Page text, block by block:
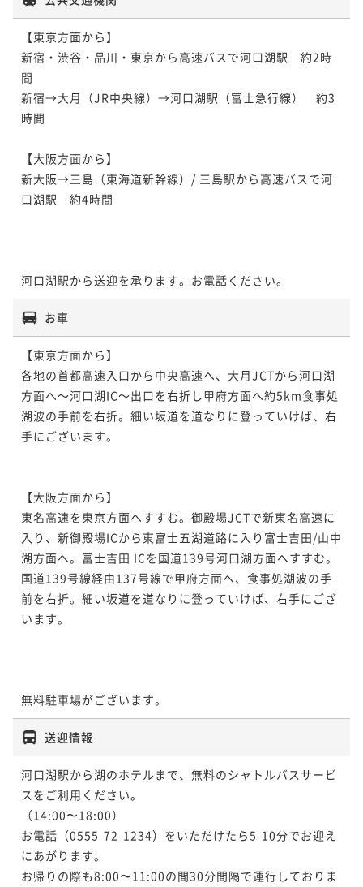
【東京方面から】
新宿・渋谷・品川・東京から高速バスで河口湖駅　約2時
間
新宿→大月（JR中央線）→河口湖駅（富士急行線）　約3
時間
【大阪方面から】
新大阪→三島（東海道新幹線）/ 三島駅から高速バスで河
口湖駅　約4時間
河口湖駅から送迎を承ります。お電話ください。
お車
【東京方面から】
各地の首都高速入口から中央高速へ、大月JCTから河口湖
方面へ～河口湖IC～出口を右折し甲府方面へ約5km食事処
湖波の手前を右折。細い坂道を道なりに登っていけば、右
手にございます。
【大阪方面から】
東名高速を東京方面へすすむ。御殿場JCTで新東名高速に
入り、新御殿場ICから東富士五湖道路に入り富士吉田/山中
湖方面へ。富士吉田 ICを国道139号河口湖方面へすすむ。
国道139号線経由137号線で甲府方面へ、食事処湖波の手
前を右折。細い坂道を道なりに登っていけば、右手にござ
います。
無料駐車場がございます。
送迎情報
河口湖駅から湖のホテルまで、無料のシャトルバスサービ
スをご利用ください。
（14:00〜18:00）
お電話（0555-72-1234）をいただけたら5-10分でお迎え
にあがります。
お帰りの際も8:00〜11:00の間30分間隔で運行しておりま